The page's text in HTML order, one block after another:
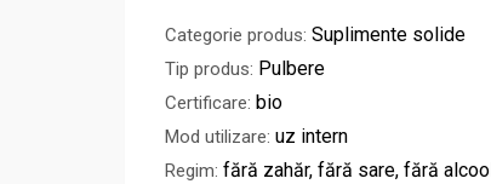
Categorie produs: Suplimente solide
Tip produs: Pulbere
Certificare: bio
Mod utilizare: uz intern
Regim: fără zahăr, fără sare, fără alcool